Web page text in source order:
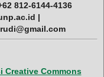
812-6144-4136
|
Creative Commons